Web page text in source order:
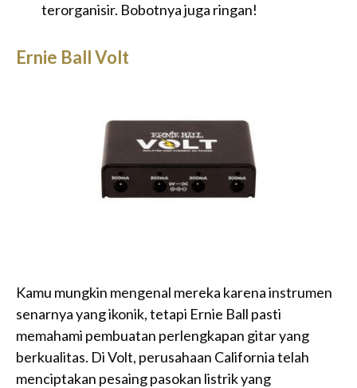
terorganisir. Bobotnya juga ringan!
Ernie Ball Volt
Kamu mungkin mengenal mereka karena instrumen
senarnya yang ikonik, tetapi Ernie Ball pasti
memahami pembuatan perlengkapan gitar yang
berkualitas. Di Volt, perusahaan California telah
menciptakan pesaing pasokan listrik yang